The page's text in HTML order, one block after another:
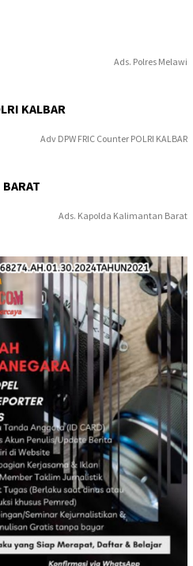
Ads. Polres Melawi
KALBAR
Adv DPW FRIC Counter POLRI KALBAR
Ads. Kapolda Kalimantan Barat